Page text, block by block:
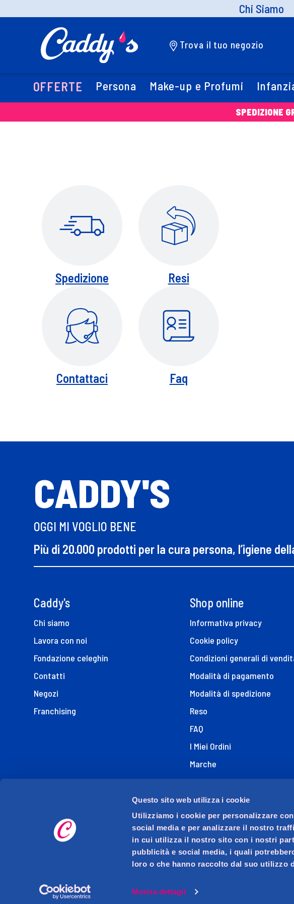
Questo sito web utilizza i cookie
Utilizziamo i cookie per personalizzare
social media e per analizzare il nostro
in cui utilizza il nostro sito con i nostri
pubblicità e social media, i quali
loro o che hanno raccolto dal suo utilizzo
Mostra dettagli
Chi Siamo
Trova il tuo negozio
OFFERTE Persona Make-up e Profumi
SPEDIZIONE
Spedizione Resi
Contattaci Faq
CADDY'S
OGGI MI VOGLIO BENE
Più di 20.000 prodotti per la cura persona, l’igiene
Caddy's
Chi siamo
Lavora con noi
Fondazione celeghin
Contatti
Negozi
Franchising
Shop online
Informativa privacy
Cookie policy
Condizioni generali di
Modalità di pagamento
Modalità di spedizione
Reso
FAQ
I Miei Ordini
Marche
Dichiarazione di
D.M.O. DETTAGLIO MODERNO ORGANIZZATO S.p.A. con socio